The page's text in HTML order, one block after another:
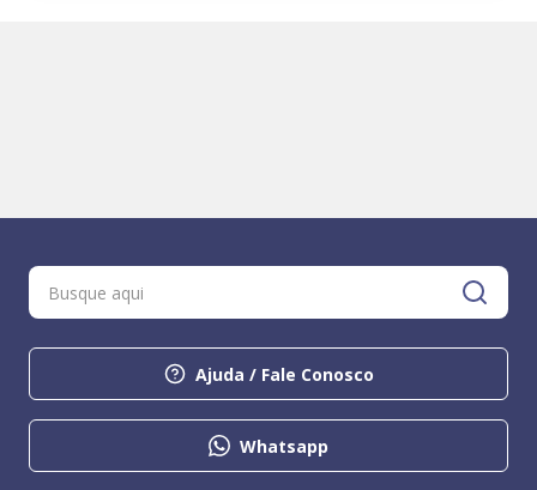
Ajuda / Fale Conosco
Whatsapp